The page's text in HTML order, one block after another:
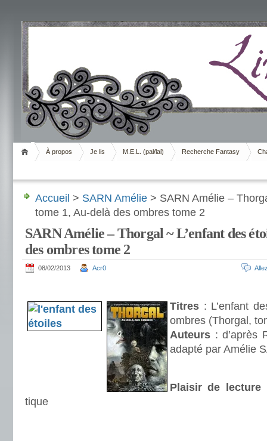
Livrement
À propos Je lis M.E.L. (pal/lal) Recherche Fantasy
Accueil > SARN Amélie > SARN Amélie –
tome 1, Au-delà des ombres tome 2
SARN Amélie – Thorgal ~ L’enfant des
des ombres tome 2
08/02/2013 Acr0
Titres : L’enfant
ombres (Thorgal,
Auteurs : d’après
adapté par Amélie
Plaisir de lecture
tique